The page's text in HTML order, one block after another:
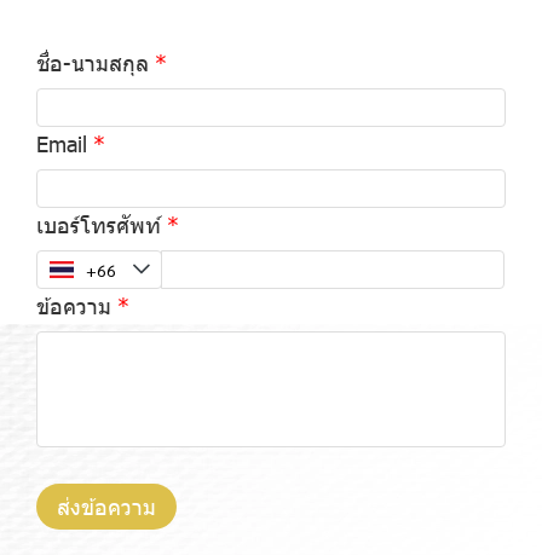
ชื่อ-นามสกุล
Email
เบอร์โทรศัพท์
ข้อความ
ส่งข้อความ